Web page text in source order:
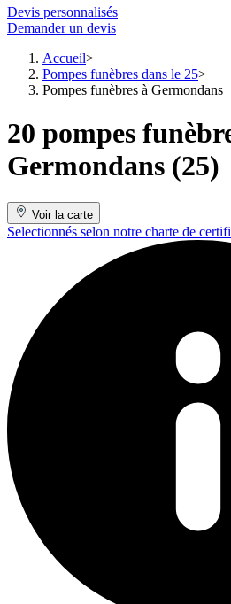
Devis personnalisés
Demander un devis
Accueil
Pompes funèbres dans le 25
Pompes funèbres à Germondans
20 pompes
Germondans (25)
Voir la carte
Selectionnés selon notre charte de